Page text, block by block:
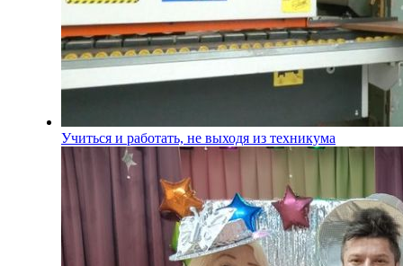
Учиться и работать, не выходя из техникума